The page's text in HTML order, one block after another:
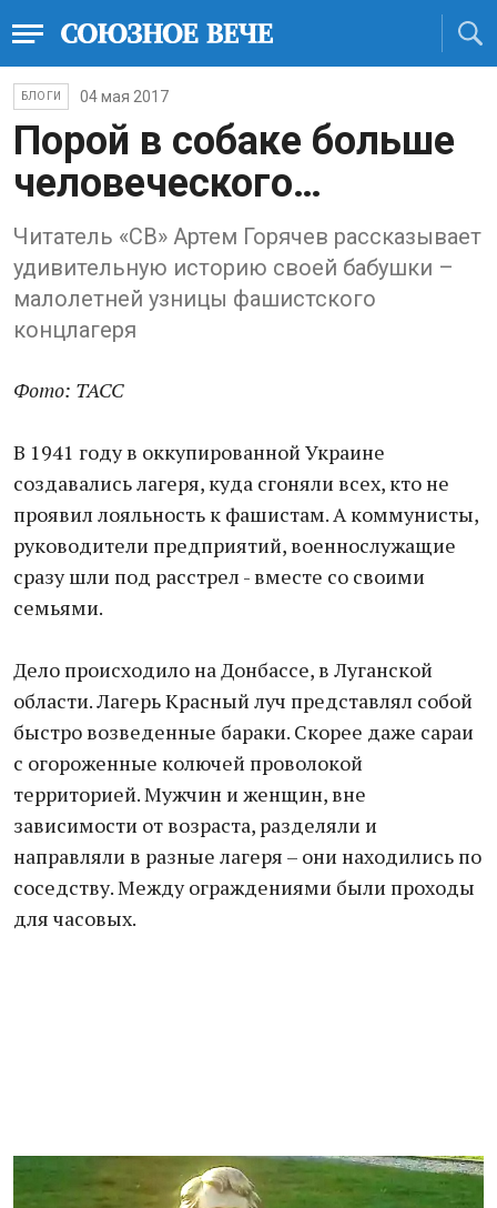
БЛОГИ 04 мая 2017
Порой в собаке больше
человеческого…
Читатель «СВ» Артем Горячев рассказывает
удивительную историю своей бабушки –
малолетней узницы фашистского
концлагеря
Фото: ТАСС
В 1941 году в оккупированной Украине
создавались лагеря, куда сгоняли всех, кто не
проявил лояльность к фашистам. А коммунисты,
руководители предприятий, военнослужащие
сразу шли под расстрел - вместе со своими
семьями.
Дело происходило на Донбассе, в Луганской
области. Лагерь Красный луч представлял собой
быстро возведенные бараки. Скорее даже сараи
с огороженные колючей проволокой
территорией. Мужчин и женщин, вне
зависимости от возраста, разделяли и
направляли в разные лагеря – они находились по
соседству. Между ограждениями были проходы
для часовых.